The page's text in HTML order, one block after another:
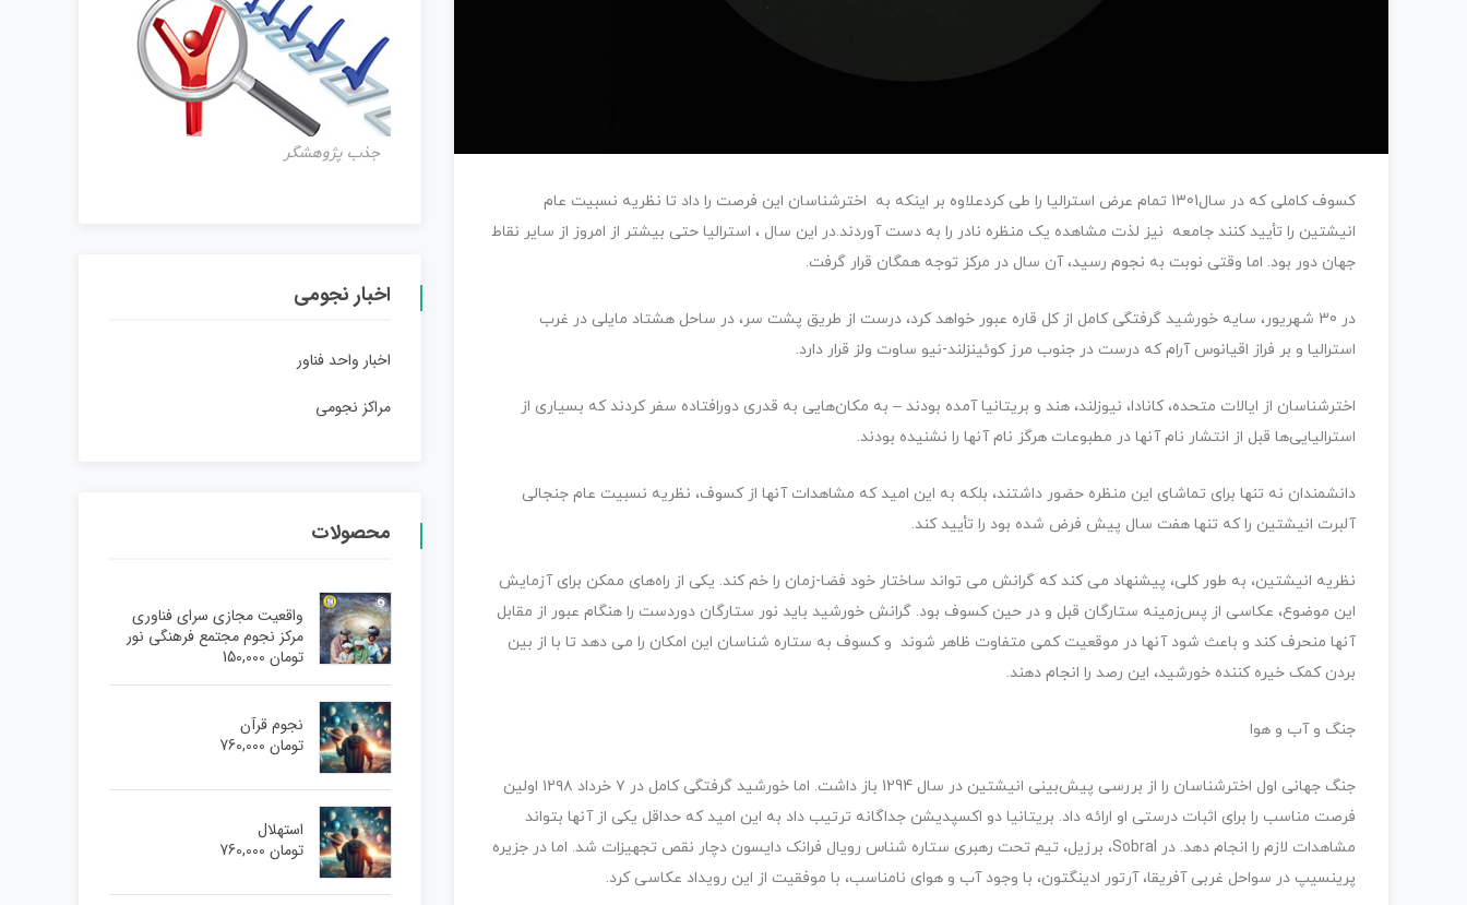
کسوف کاملی که در سال1301 تمام عرض استرالیا را طی کردعلاوه بر اینکه به اخترشناسان این فرصت را داد تا نظریه نسبیت عام
انیشتین را تأیید کنند جامعه نیز لذت مشاهده یک منظره نادر را به دست آوردند.در این سال ، استرالیا حتی بیشتر از امروز از سایر نقاط
جهان دور بود. اما وقتی نوبت به نجوم رسید، آن سال در مرکز توجه همگان قرار گرفت.
در 30 شهریور، سایه خورشید گرفتگی کامل از کل قاره عبور خواهد کرد، درست از طریق پشت سر، در ساحل هشتاد مایلی در غرب
استرالیا و بر فراز اقیانوس آرام که درست در جنوب مرز کوئینزلند-نیو ساوت ولز قرار دارد.
اخترشناسان از ایالات متحده، کانادا، نیوزلند، هند و بریتانیا آمده بودند – به مکان‌هایی به قدری دورافتاده سفر کردند که بسیاری از
استرالیایی‌ها قبل از انتشار نام آنها در مطبوعات هرگز نام آنها را نشنیده بودند.
دانشمندان نه تنها برای تماشای این منظره حضور داشتند، بلکه به این امید که مشاهدات آنها از کسوف، نظریه نسبیت عام جنجالی
آلبرت انیشتین را که تنها هفت سال پیش فرض شده بود را تأیید کند.
نظریه انیشتین، به طور کلی، پیشنهاد می کند که گرانش می تواند ساختار خود فضا-زمان را خم کند. یکی از راه‌های ممکن برای آزمایش
این موضوع، عکاسی از پس‌زمینه ستارگان قبل و در حین کسوف بود. گرانش خورشید باید نور ستارگان دوردست را هنگام عبور از مقابل
آنها منحرف کند و باعث شود آنها در موقعیت کمی متفاوت ظاهر شوند و کسوف به ستاره شناسان این امکان را می دهد تا با از بین
بردن کمک خیره کننده خورشید، این رصد را انجام دهند.
جنگ و آب و هوا
جنگ جهانی اول اخترشناسان را از بررسی پیش‌بینی انیشتین در سال 1294 باز داشت. اما خورشید گرفتگی کامل در ۷ خرداد ۱۲۹۸ اولین
فرصت مناسب را برای اثبات درستی او ارائه داد. بریتانیا دو اکسپدیشن جداگانه ترتیب داد به این امید که حداقل یکی از آنها بتواند
مشاهدات لازم را انجام دهد. در Sobral، برزیل، تیم تحت رهبری ستاره شناس رویال فرانک دایسون دچار نقص تجهیزات شد. اما در جزیره
پرینسیپ در سواحل غربی آفریقا، آرتور ادینگتون، با وجود آب و هوای نامناسب، با موفقیت از این رویداد عکاسی کرد.
جذب پژوهشگر
اخبار نجومی
اخبار واحد فناور
مراکز نجومی
محصولات
واقعیت مجازی سرای فناوری
مرکز نجوم مجتمع فرهنگی نور
تومان
نجوم قرآن
تومان
استهلال
تومان